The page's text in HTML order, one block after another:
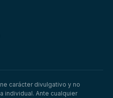
carácter divulgativo y no
individual. Ante cualquier